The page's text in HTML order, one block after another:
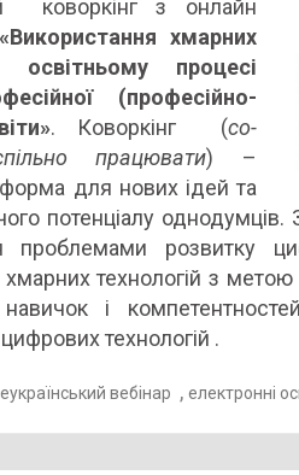
коворкінг з онлайн
«Використання хмарних
освітньому процесі
(професійно-
. Коворкінг (сo-
працювати) –
для нових ідей та
потенціалу однодумців.
проблемами розвитку
технологій з метою
і
технологій .
вебінар , електронні